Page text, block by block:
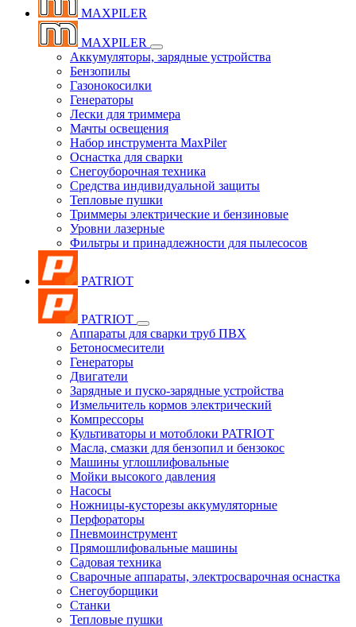
MAXPILER
MAXPILER
Аккумуляторы, зарядные устройства
Бензопилы
Газонокосилки
Генераторы
Лески для триммера
Мачты освещения
Набор инструмента MaxPiler
Оснастка для сварки
Снегоуборочная техника
Средства индивидуальной защиты
Тепловые пушки
Триммеры электрические и бензиновые
Уровни лазерные
Фильтры и принадлежности для пылесосов
PATRIOT
PATRIOT
Аппараты для сварки труб ПВХ
Бетоносмесители
Генераторы
Двигатели
Зарядные и пуско-зарядные устройства
Измельчитель кормов электрический
Компрессоры
Культиваторы и мотоблоки PATRIOT
Масла, смазки для бензопил и бензокос
Машины углошлифовальные
Мойки высокого давления
Насосы
Ножницы-кусторезы аккумуляторные
Перфораторы
Пневмоинструмент
Прямошлифовальные машины
Садовая техника
Сварочные аппараты, электросварочная оснастка
Снегоуборщики
Станки
Тепловые пушки